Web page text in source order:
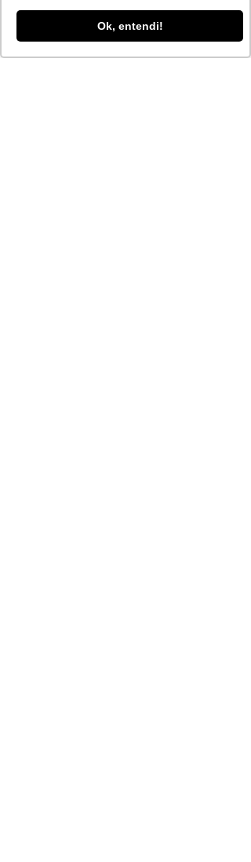
Ok, entendi!
deseja viver uma espiritualidade real,
sem dogmas ou limitações, o curso
Espiritualidade Visceral é para você.